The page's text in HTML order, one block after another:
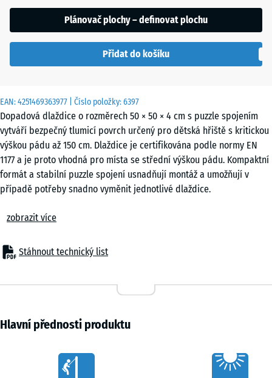
EAN:4251469363977 | Číslo položky:6397
Dopadová dlaždice o rozměrech 50 × 50 × 4 cm s puzzle spojením
vytváří bezpečný tlumicí povrch určený pro dětská hřiště s kritickou
výškou pádu až 150 cm. Dlaždice je certifikována podle normy EN
1177 a je proto vhodná pro místa se střední výškou pádu. Kompaktní
formát a stabilní puzzle spojení usnadňují montáž a umožňují v
případě potřeby snadno vyměnit jednotlivé dlaždice.
Dopadová dlaždice o tloušťce 4 cm se používá všude tam, kde je
použití jsou herní prvky se střední výškou, například klasické
skluzavky, pružinová houpadla, balanční prvky, menší prolézačky
veřejných i soukromých dětských hřištích.
Dlaždice je vyrobena z pryžového granulátu ELT spojeného
polyuretanovým pojivem. ELT znamená „End of Life Tyres“ a označuje
používá bezbarvé pojivo, zatímco u barevných variant je pojivo
zobrazit více
Stáhnout technický list
Plánovač plochy – definovat plochu
Přidat do košíku
Hlavní přednosti produktu
Characteristics